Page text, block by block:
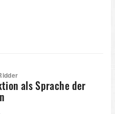
als Sprache der